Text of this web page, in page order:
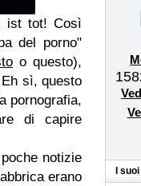
ist tot! Così
del porno"
o questo),
sì, questo
pornografia,
di capire
notizie
erano
I